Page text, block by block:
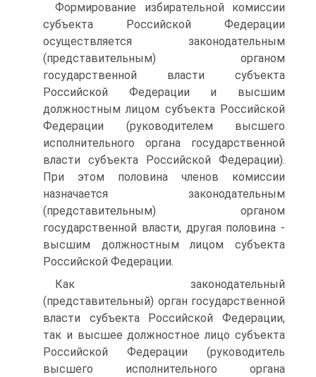
Формирование избирательной комиссии
субъекта Российской Федерации
осуществляется законодательным
(представительным) органом
государственной власти субъекта
Российской Федерации и высшим
должностным лицом субъекта Российской
Федерации (руководителем высшего
исполнительного органа государственной
власти субъекта Российской Федерации).
При этом половина членов комиссии
назначается законодательным
(представительным) органом
государственной власти, другая половина -
высшим должностным лицом субъекта
Российской Федерации.
Как законодательный
(представительный) орган государственной
власти субъекта Российской Федерации,
так и высшее должностное лицо субъекта
Российской Федерации (руководитель
высшего исполнительного органа